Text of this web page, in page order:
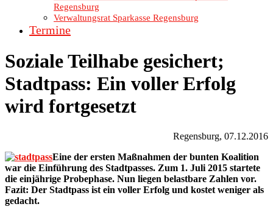
Regensburg
Verwaltungsrat Sparkasse Regensburg
Termine
Soziale Teilhabe gesichert;
Stadtpass: Ein voller Erfolg
wird fortgesetzt
Regensburg, 07.12.2016
Eine der ersten Maßnahmen der bunten Koalition
war die Einführung des Stadtpasses. Zum 1. Juli 2015 startete
die einjährige Probephase. Nun liegen belastbare Zahlen vor.
Fazit: Der Stadtpass ist ein voller Erfolg und kostet weniger als
gedacht.